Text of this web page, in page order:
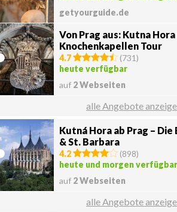
getyourguide.de
Von Prag aus: Kutna Hora
Knochenkapellen Tour
4.7 (731)
heute verfügbar
auf 2 Webseiten
alle Angebote
Kutná Hora ab Prag – Die
& St. Barbara
4.2 (898)
heute und morgen verfügbar
auf 2 Webseiten
alle Angebote